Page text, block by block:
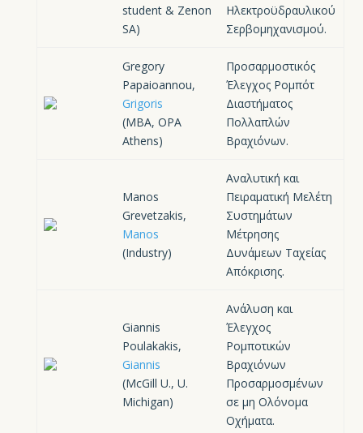
student & Zenon
SA)
Hλεκτροϋδραυλικού
Σερβομηχανισμού.
Gregory
Papaioannou,
Grigoris
(MBA, OPA
Athens)
Προσαρμοστικός
Έλεγχος Pομπότ
Διαστήματος
Πολλαπλών
Bραχιόνων.
Manos
Grevetzakis,
Manos
(Industry)
Αναλυτική και
Πειραματική Μελέτη
Συστημάτων
Μέτρησης
Δυνάμεων Ταχείας
Απόκρισης.
Giannis
Poulakakis,
Giannis
(McGill U., U.
Michigan)
Ανάλυση και
Έλεγχος
Ρομποτικών
Βραχιόνων
Προσαρμοσμένων
σε μη Ολόνομα
Οχήματα.